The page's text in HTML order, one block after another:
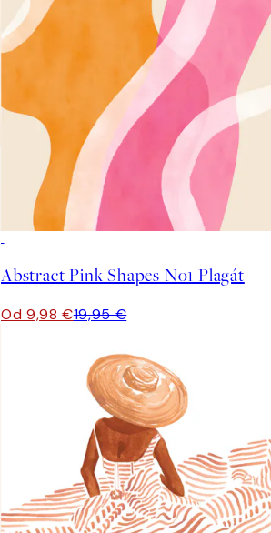
Abstract Pink Shapes No1 Plagát
Od 9,98 €19,95 €